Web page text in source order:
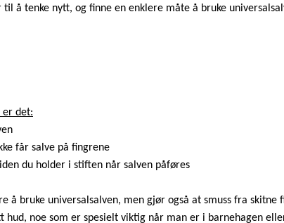
å tenke nytt, og finne en enklere måte å bruke
er det:
får salve på fingrene
du holder i stiften når salven påføres
å bruke universalsalven, men gjør også at smuss fra skitne
hud, noe som er spesielt viktig når man er i barnehagen